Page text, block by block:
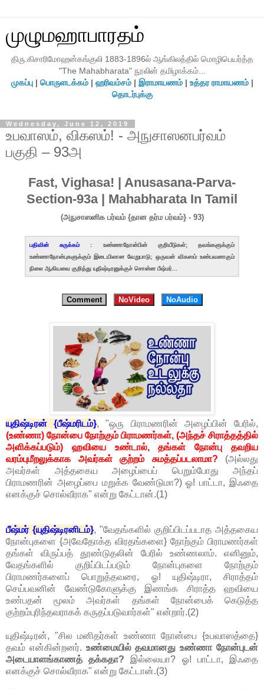
முழுமஹாபாரதம்
திரு.கிசாரிமோஹன்கங்குலி 1883-1896ல் ஆங்கிலத்தில் மொழிபெயர்த்த
"The Mahabharata" நூலின் தமிழாக்கம்...
முகப்பு| பொருளடக்கம்| ஹரிவம்சம்| இராமாயணம்| உத்தர ராமாயணம்|
தொடர்புக்கு
Wednesday, June 12, 2019
உபவாஸம், விகஸம்! - அநுசாஸனபர்வம்
பகுதி – 93அ
Fast, Vighasa! | Anusasana-Parva-
Section-93a | Mahabharata In Tamil
(அநுசாஸனிக பர்வம் {தான தர்ம பர்வம்} - 93)
பதிவின் சுருக்கம் : உண்ணாநோன்பின் குறியீடுகள்; தவங்களுக்கும்
உண்ணாநோன்புகளுக்கும் இடையிலான வேறுபாடு; ஒருவன் விகஸம் உண்பவனாகும்
நிலை ஆகியவை குறித்து யுதிஷ்டிரனுக்குச் சொன்ன பீஷ்மர்...
Comment NoVideo NoAudio
யுதிஷ்டிரன் {பீஷ்மரிடம்}, "ஒரு பிராமணரின் அழைப்பின் பேரில்,
(உண்ணா) நோன்பை நோற்கும் பிராமணர்கள், (அந்தச் சிராத்தத்தில்
அளிக்கப்படும்) ஹவியை உண்டால், தங்கள் நோன்பு தவறிய
வரம்புமீறலுக்காக அவர்கள் குற்றம் சுமத்தப்படலாமா? (அல்லது
அவர்கள் அத்தகைய அழைப்பைப் பெறும்போது அந்தப்
பிராமணரின் அழைப்பை மறுக்க வேண்டுமா?) ஓ! பாட்டா, இஃதை
எனக்குச் சொல்வீராக" என்று கேட்டான்.(1)
பீஷ்மர் {யுதிஷ்டிரனிடம்}, "வேதங்களில் குறிப்பிடப்படாத அத்தகைய
நோன்புகளை {அவேதோக்த விரதங்களை} நோற்கும் பிராமணர்கள்
தங்கள் விருப்பத் தூண்டுதலின் பேரில் உண்ணலாம். எனினும்,
வேதங்களில் குறிப்பிடப்படும் நோன்புகளை நோற்கும்
பிராமணர்களைப் பொறுத்தவரை, ஓ! யுதிஷ்டிரா, சிராத்தம்
செய்பவனின் வேண்டுகோளுக்கு இணங்க சிராத்த ஹவியை
உண்பதன் மூலம் அவர்கள் தங்கள் நோன்பைக் கெடுத்த
குற்றம்புரிந்தவராகக் கருதப்படுவார்கள்" என்றார்.(2)
யுதிஷ்டிரன், "சில மனிதர்கள் உண்ணா நோன்பை {உபவாஸத்தை}
தவம் என்கின்றனர். உண்மையில் தவமானது உண்ணா நோன்புடன்
அடையாளங்காணத் தக்கதா? இல்லையா? ஓ! பாட்டா, இஃதை
எனக்குச் சொல்வீராக" என்று கேட்டான்.(3)